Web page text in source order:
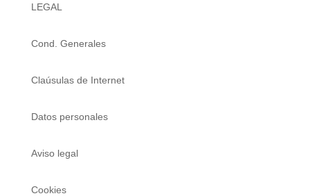
LEGAL
Cond. Generales
Claúsulas de Internet
Datos personales
Aviso legal
Cookies